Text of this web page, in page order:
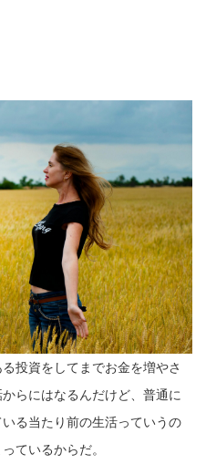
投資をしてまでお金を増やさ
らにはなるんだけど、普通に
る当たり前の生活っていうの
ているからだ。